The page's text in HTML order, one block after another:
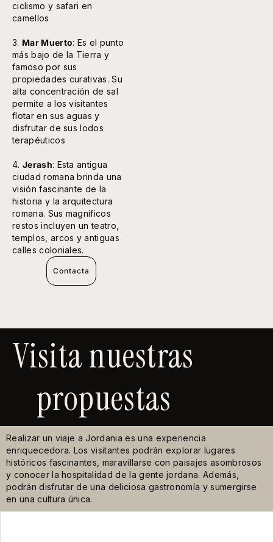
ciclismo y safari en
camellos
3. Mar Muerto: Es el punto
más bajo de la Tierra y
famoso por sus
propiedades curativas. Su
alta concentración de sal
permite a los visitantes
flotar en sus aguas y
disfrutar de sus lodos
terapéuticos
4. Jerash: Esta antigua
ciudad romana brinda una
visión fascinante de la
historia y la arquitectura
romana. Sus magníficos
restos incluyen un teatro,
templos, arcos y antiguas
calles coloniales.
Contacta
Visita nuestras
propuestas
Realizar un viaje a Jordania es una experiencia
enriquecedora. Los visitantes podrán explorar lugares
históricos fascinantes, maravillarse con paisajes asombrosos
y conocer la hospitalidad de la gente jordana. Además,
podrán disfrutar de una deliciosa gastronomía y sumergirse
en una cultura única.